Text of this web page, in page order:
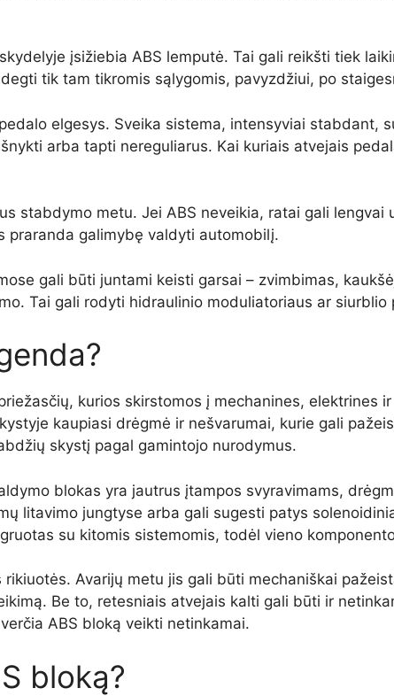
įsižiebia ABS lemputė. Tai gali reikšti tiek
tik tam tikromis sąlygomis, pavyzdžiui, po
elgesys. Sveika sistema, intensyviai stabdant,
arba tapti nereguliarus. Kai kuriais atvejais
stabdymo metu. Jei ABS neveikia, ratai gali
praranda galimybę valdyti automobilį.
gali būti juntami keisti garsai – zvimbimas,
Tai gali rodyti hidraulinio moduliatoriaus ar siurblio
kurios skirstomos į mechanines, elektrines
kaupiasi drėgmė ir nešvarumai, kurie gali
skystį pagal gamintojo nurodymus.
blokas yra jautrus įtampos svyravimams,
litavimo jungtyse arba gali sugesti patys
su kitomis sistemomis, todėl vieno
Avarijų metu jis gali būti mechaniškai
Be to, retesniais atvejais kalti gali būti ir
ABS bloką veikti netinkamai.
bloką?